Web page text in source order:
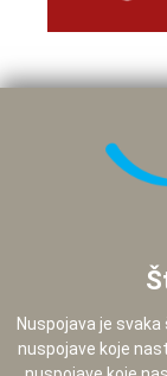
Nuspojava je
nuspojave koje